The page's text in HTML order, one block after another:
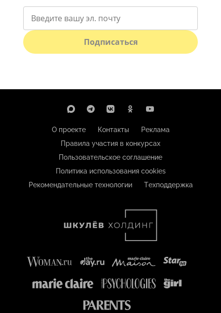
Подписаться
О проекте Контакты
Реклама
Правила участия в конкурсах
Пользовательское соглашение
Политика использования cookies
Рекомендательные технологии
Техподдержка